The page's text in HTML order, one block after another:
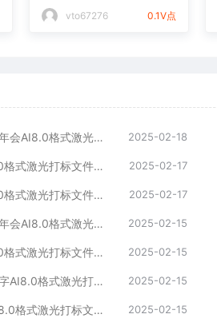
件通用矢量图
vto67276 0.1V点
遂风领航向阳而生易拉罐企业年会AI8.0格式激光打标文件通用矢量图 2025-02-18
年年有余新春贺词艺术字AI8.0格式激光打标文件通用矢量图 2025-02-17
在一起赢未来书法艺术字AI8.0格式激光打标文件通用矢量图 2025-02-17
前途似海未来可期易拉罐企业年会AI8.0格式激光打标文件通用矢量图 2025-02-15
携手共赢易拉罐企业年会AI8.0格式激光打标文件通用矢量图 2025-02-15
皓月当空桃李满园中秋节艺术字AI8.0格式激光打标文件通用矢量图 2025-02-15
元宵节节日祝福书法艺术字AI8.0格式激光打标文件通用矢量图 2025-02-15